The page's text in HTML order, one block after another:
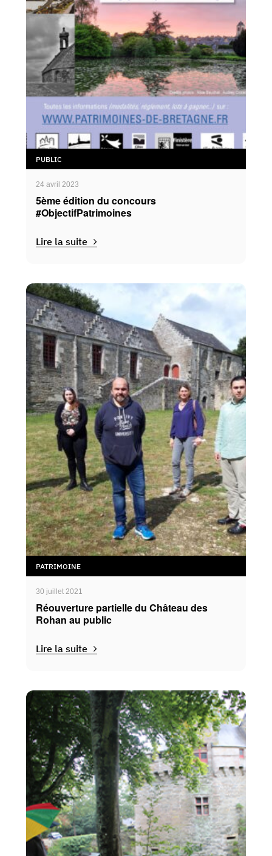
PUBLIC
24 avril 2023
5ème édition du concours
#ObjectifPatrimoines
Lire la suite
PATRIMOINE
30 juillet 2021
Réouverture partielle du Château des
Rohan au public
Lire la suite